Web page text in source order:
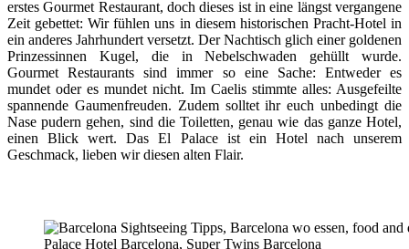
erstes Gourmet Restaurant, doch dieses ist in eine längst vergangene
Zeit gebettet: Wir fühlen uns in diesem historischen Pracht-Hotel in
ein anderes Jahrhundert versetzt. Der Nachtisch glich einer goldenen
Prinzessinnen Kugel, die in Nebelschwaden gehüllt wurde.
Gourmet Restaurants sind immer so eine Sache: Entweder es
mundet oder es mundet nicht. Im Caelis stimmte alles: Ausgefeilte
spannende Gaumenfreuden. Zudem solltet ihr euch unbedingt die
Nase pudern gehen, sind die Toiletten, genau wie das ganze Hotel,
einen Blick wert. Das El Palace ist ein Hotel nach unserem
Geschmack, lieben wir diesen alten Flair.